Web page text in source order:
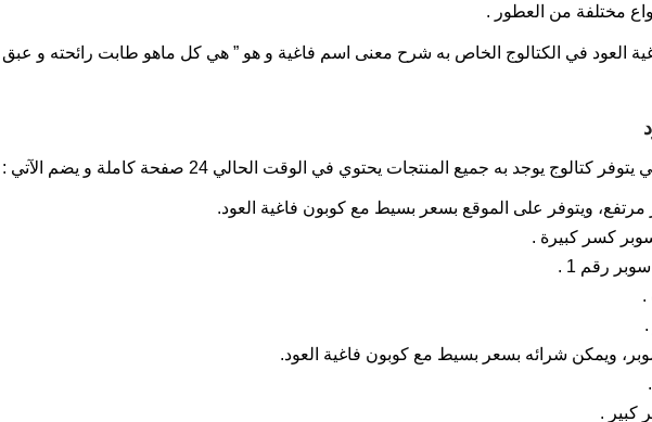
مختلفة من العطور .
العود في الكتالوج الخاص به شرح معنى اسم فاغية و هو ” هي كل ماهو طابت رائحته و
كتالوج يوجد به جميع المنتجات يحتوي في الوقت الحالي 24 صفحة كاملة و يضم الآتي :
ويتوفر على الموقع بسعر بسيط مع كوبون فاغية العود.
كسر كبيرة .
رقم 1 .
.
ويمكن شرائه بسعر بسيط مع كوبون فاغية العود.
كبير .